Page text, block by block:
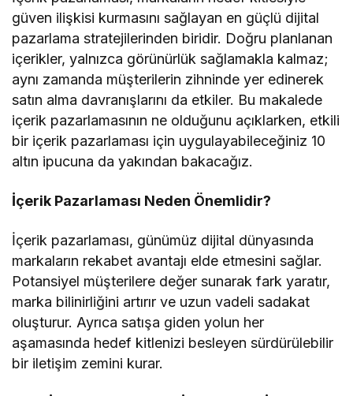
güven ilişkisi kurmasını sağlayan en güçlü dijital
pazarlama stratejilerinden biridir. Doğru planlanan
içerikler, yalnızca görünürlük sağlamakla kalmaz;
aynı zamanda müşterilerin zihninde yer edinerek
satın alma davranışlarını da etkiler. Bu makalede
içerik pazarlamasının ne olduğunu açıklarken, etkili
bir içerik pazarlaması için uygulayabileceğiniz 10
altın ipucuna da yakından bakacağız.
İçerik Pazarlaması Neden Önemlidir?
İçerik pazarlaması, günümüz dijital dünyasında
markaların rekabet avantajı elde etmesini sağlar.
Potansiyel müşterilere değer sunarak fark yaratır,
marka bilinirliğini artırır ve uzun vadeli sadakat
oluşturur. Ayrıca satışa giden yolun her
aşamasında hedef kitlenizi besleyen sürdürülebilir
bir iletişim zemini kurar.